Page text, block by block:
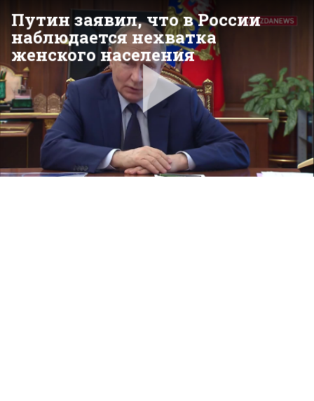
Путин заявил, что в России
наблюдается нехватка
женского населения